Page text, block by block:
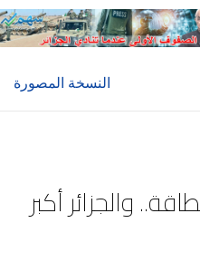
النسخة المصورة
والجزائر أكبر